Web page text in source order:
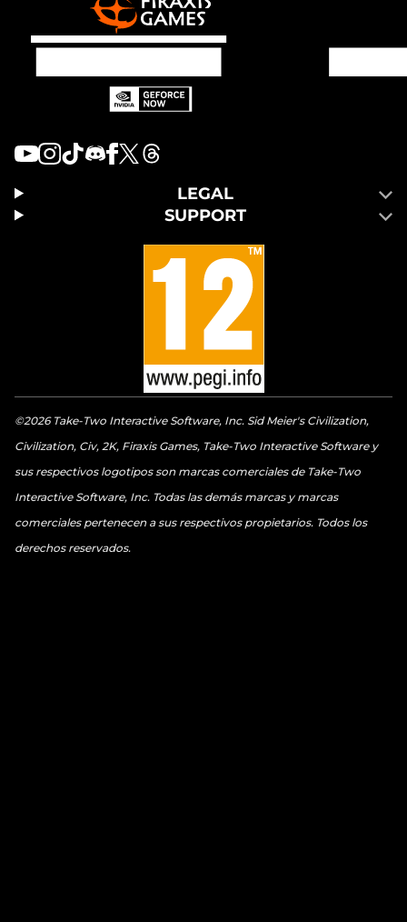
LEGAL
SUPPORT
©2026 Take-Two Interactive Software, Inc. Sid Meier's Civilization,
Civilization, Civ, 2K, Firaxis Games, Take-Two Interactive Software y
sus respectivos logotipos son marcas comerciales de Take-Two
Interactive Software, Inc. Todas las demás marcas y marcas
comerciales pertenecen a sus respectivos propietarios. Todos los
derechos reservados.